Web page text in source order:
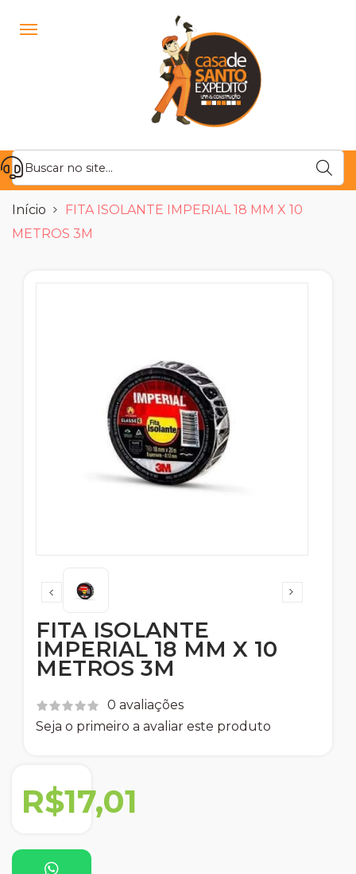
Início
FITA ISOLANTE IMPERIAL 18 MM X 10
METROS 3M
FITA ISOLANTE
IMPERIAL 18 MM X 10
METROS 3M
0 avaliações
Seja o primeiro a avaliar este produto
R$17,01